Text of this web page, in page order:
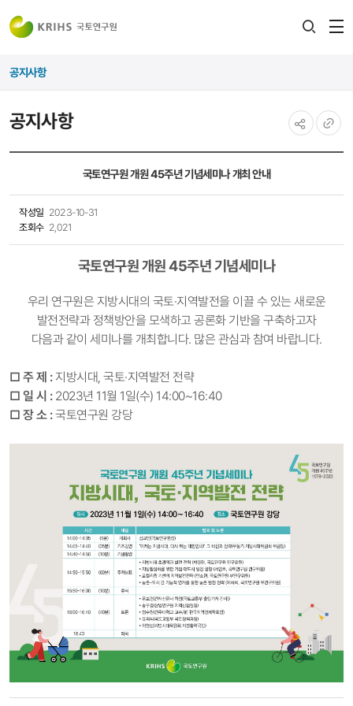
공지사항
공지사항
국토연구원 개원 45주년 기념세미나 개최 안내
작성일 2023-10-31
조회수 2,021
국토연구원 개원 45주년 기념세미나
우리 연구원은 지방시대의 국토·지역발전을 이끌 수 있는 새로운
발전전략과 정책방안을 모색하고 공론화 기반을 구축하고자
다음과 같이 세미나를 개최합니다. 많은 관심과 참여 바랍니다.
□ 주 제 : 지방시대, 국토·지역발전 전략
□ 일 시 :2023년 11월 1일(수) 14:00~16:40
□ 장 소 :국토연구원 강당
국토연구원